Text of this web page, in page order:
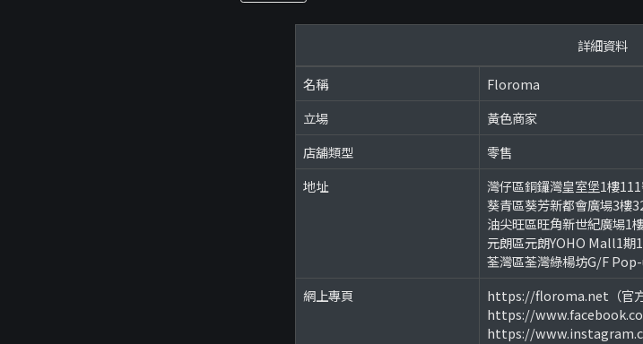
詳細資料
名稱
Floroma
立場
黃色商家
店舖類型
零售
地址
灣仔區銅鑼灣皇室堡1樓
葵青區葵芳新都會廣場3樓
油尖旺區旺角新世紀廣場1
元朗區元朗YOHO Mall1期
荃灣區荃灣綠楊坊G/F
網上專頁
https://floroma.net（官方
https://
https://